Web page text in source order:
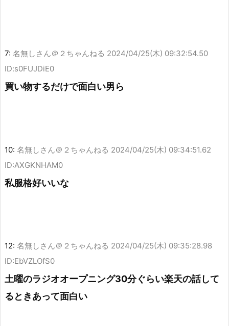
7: 名無しさん＠２ちゃんねる 2024/04/25(木) 09:32:54.50
ID:s0FUJDiE0
買い物するだけで面白い男ら
10: 名無しさん＠２ちゃんねる 2024/04/25(木) 09:34:51.62
ID:AXGKNHAM0
私服格好いいな
12: 名無しさん＠２ちゃんねる 2024/04/25(木) 09:35:28.98
ID:EbVZLOfS0
土曜のラジオオープニング30分ぐらい楽天の話して
るときあって面白い